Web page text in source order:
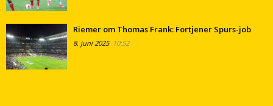
Riemer om Thomas Frank: Fortjener Spurs-job
8. juni 202510:52